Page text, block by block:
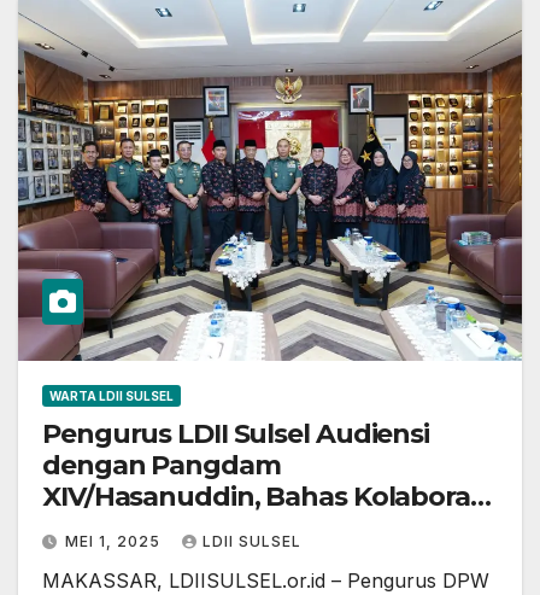
WARTA LDII SULSEL
Pengurus LDII Sulsel Audiensi
dengan Pangdam
XIV/Hasanuddin, Bahas Kolaborasi
Penanganan Stunting dan
Narkoba
MEI 1, 2025 LDII SULSEL
MAKASSAR, LDIISULSEL.or.id – Pengurus DPW